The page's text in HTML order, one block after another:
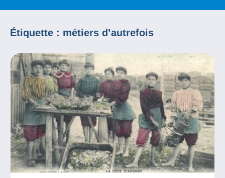
Étiquette : métiers d’autrefois